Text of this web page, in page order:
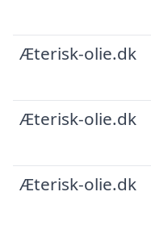
Æterisk-olie.dk
Æterisk-olie.dk
Æterisk-olie.dk